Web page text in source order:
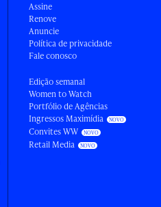
Assine
Renove
Anuncie
Política de privacidade
Fale conosco
Edição semanal
Women to Watch
Portfólio de Agências
Ingressos Maximídia
Convites WW
Retail Media